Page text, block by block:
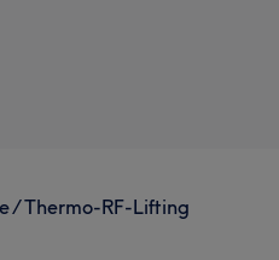
/ Thermo-RF-Lifting